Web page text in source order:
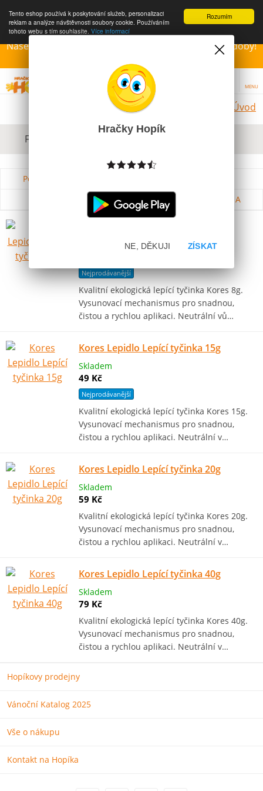
Rozumím
Tento eshop používá k poskytování služeb, personalizaci
reklam a analýze návštěvnosti soubory cookie. Používáním
tohoto webu s tím souhlasíte. Více informací
Naše Prodejny – Otevřeny dle otvírací prázdninové doby!
Přejeme krásné léto!!!
MENU
Úvod
Filtrovat dle dostupnosti, ceny, výrobce
Podle názvu od A do Z
Od nejlevnějšího
Podle názvu od Z do A
Nejprodávanější
Kvalitní ekologická lepící tyčinka Kores 8g.
Vysunovací mechanismus pro snadnou,
čistou a rychlou aplikaci. Neutrální vů…
Kores Lepidlo Lepící tyčinka 15g
Skladem
49 Kč
Nejprodávanější
Kvalitní ekologická lepící tyčinka Kores 15g.
Vysunovací mechanismus pro snadnou,
čistou a rychlou aplikaci. Neutrální v…
Kores Lepidlo Lepící tyčinka 20g
Skladem
59 Kč
Kvalitní ekologická lepící tyčinka Kores 20g.
Vysunovací mechanismus pro snadnou,
čistou a rychlou aplikaci. Neutrální v…
Kores Lepidlo Lepící tyčinka 40g
Skladem
79 Kč
Kvalitní ekologická lepící tyčinka Kores 40g.
Vysunovací mechanismus pro snadnou,
čistou a rychlou aplikaci. Neutrální v…
Hopíkovy prodejny
Vánoční Katalog 2025
Vše o nákupu
Kontakt na Hopíka
Hračky Hopík
ZÍSKAT
NE, DĚKUJI